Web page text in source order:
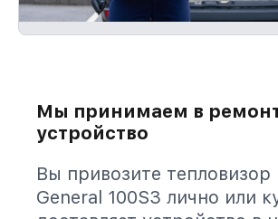
Мы принимаем в
устройство
Вы привозите тепловизор
General 100S3 лично или